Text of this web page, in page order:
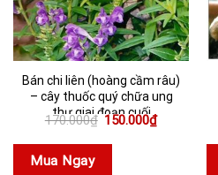
Bán chi liên (hoàng cầm râu)
– cây thuốc quý chữa ung
thư giai đoạn cuối
170.000₫ Giá
là:
150.000₫Giá
hiện
Mua Ngay